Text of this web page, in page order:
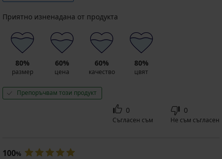
Приятно изненадана от продукта
80%
размер
60%
цена
60%
качество
80%
цвят
Препоръчвам този продукт
0
Съгласен съм
0
Не съм съгласен
100%